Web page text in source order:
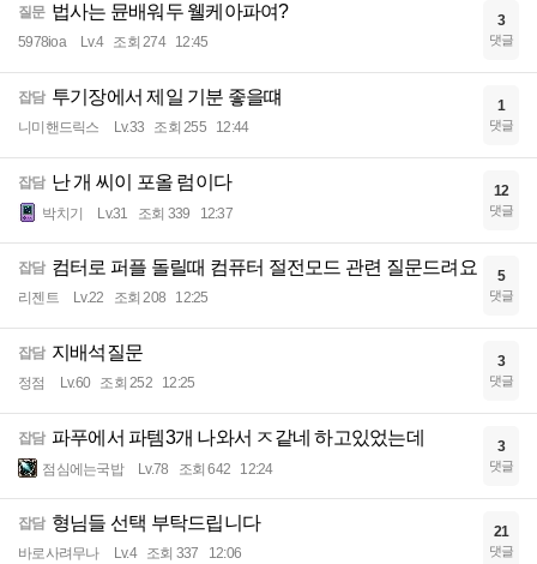
질문 법사는 뮨배워두 웰케아파여?
5978ioa Lv.4 조회 274 12:45
3
댓글
잡담 투기장에서 제일 기분 좋을떄
니미핸드릭스 Lv.33 조회 255 12:44
1
댓글
잡담 난 개 씨이 포올 럼이다
박치기 Lv.31 조회 339 12:37
12
댓글
잡담 컴터로 퍼플 돌릴때 컴퓨터 절전모드 관련 질문드려요
리젠트 Lv.22 조회 208 12:25
5
댓글
잡담 지배석질문
정점 Lv.60 조회 252 12:25
3
댓글
잡담 파푸에서 파템3개 나와서 ㅈ같네 하고있었는데
점심에는국밥 Lv.78 조회 642 12:24
3
댓글
잡담 형님들 선택 부탁드립니다
바로사려무나 Lv.4 조회 337 12:06
21
댓글